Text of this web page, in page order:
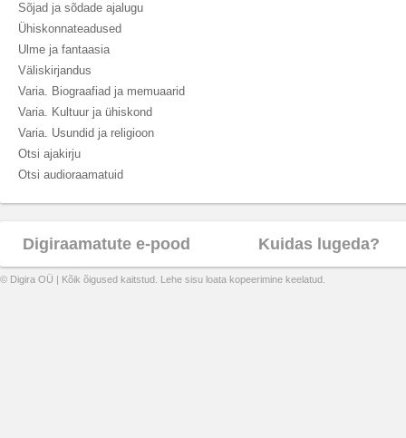
Sõjad ja sõdade ajalugu
Ühiskonnateadused
Ulme ja fantaasia
Väliskirjandus
Varia. Biograafiad ja memuaarid
Varia. Kultuur ja ühiskond
Varia. Usundid ja religioon
Otsi ajakirju
Otsi audioraamatuid
Digiraamatute e-pood Kuidas lugeda?
© Digira OÜ | Kõik õigused kaitstud. Lehe sisu loata kopeerimine keelatud.